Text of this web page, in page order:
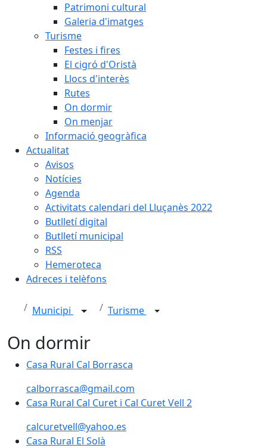
Patrimoni cultural
Galeria d'imatges
Turisme
Festes i fires
El cigró d'Oristà
Llocs d'interès
Rutes
On dormir
On menjar
Informació geogràfica
Actualitat
Avisos
Notícies
Agenda
Activitats calendari del Lluçanès 2022
Butlletí digital
Butlletí municipal
RSS
Hemeroteca
Adreces i telèfons
Municipi Turisme
On dormir
Casa Rural Cal Borrasca
Casa Rural Cal Borrasca
calborrasca@gmail.com
Casa Rural Cal Curet i Cal Curet Vell 2
Casa Rural Cal Curet i Cal Curet Vell 2
calcuretvell@yahoo.es
Casa Rural El Solà
Casa Rural El Solà